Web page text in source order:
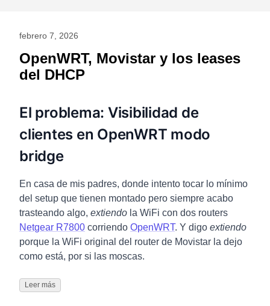
febrero 7, 2026
OpenWRT, Movistar y los leases
del DHCP
El problema: Visibilidad de
clientes en OpenWRT modo
bridge
En casa de mis padres, donde intento tocar lo mínimo
del setup que tienen montado pero siempre acabo
trasteando algo, extiendo la WiFi con dos routers
Netgear R7800 corriendo OpenWRT. Y digo extiendo
porque la WiFi original del router de Movistar la dejo
como está, por si las moscas.
Leer más